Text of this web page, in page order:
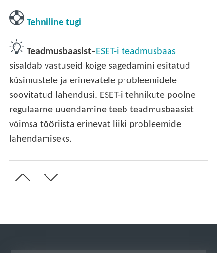
Tehniline tugi
Teadmusbaasist–ESET-i teadmusbaas
sisaldab vastuseid kõige sagedamini esitatud
küsimustele ja erinevatele probleemidele
soovitatud lahendusi. ESET-i tehnikute poolne
regulaarne uuendamine teeb teadmusbaasist
võimsa tööriista erinevat liiki probleemide
lahendamiseks.